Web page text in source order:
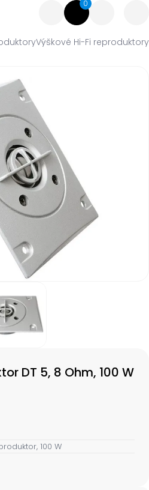
0
Výškové Hi-Fi reproduktory
DT 5, 8 Ohm, 100 W
100 W